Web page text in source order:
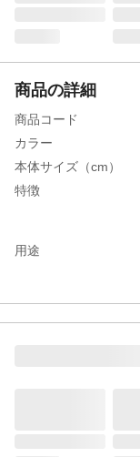
商品の詳細
商品コード
カラー
本体サイズ（cm）
特徴
用途